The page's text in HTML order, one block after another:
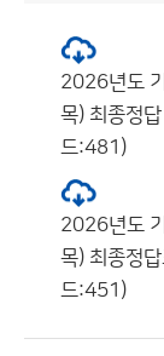
2026년도
목) 최종정
드:481)
2026년도
목) 최종정
드:451)